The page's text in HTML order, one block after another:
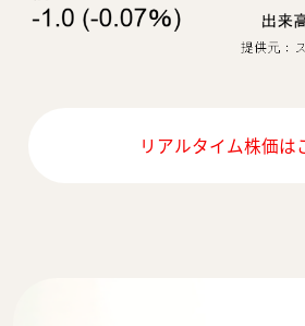
リアルタイム株価は